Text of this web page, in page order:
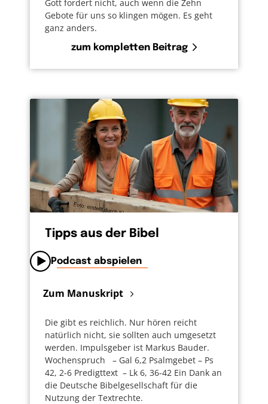
Gott fordert nicht, auch wenn die Zehn
Gebote für uns so klingen mögen. Es geht
ganz anders.
zum kompletten Beitrag
Tipps aus der Bibel
Podcast abspielen
Zum Manuskript
Die gibt es reichlich. Nur hören reicht
natürlich nicht, sie sollten auch umgesetzt
werden. Impulsgeber ist Markus Bauder.
Wochenspruch – Gal 6,2 Psalmgebet – Ps
42, 2-6 Predigttext – Lk 6, 36-42 Ein Dank an
die Deutsche Bibelgesellschaft für die
Nutzung der Textrechte.